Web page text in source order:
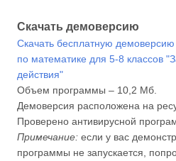
Скачать демоверсию
Скачать бесплатную демоверсию
по математике для 5-8 классов
действия"
Объем программы – 10,2 Мб.
Демоверсия расположена на
Проверено антивирусной
Примечание: если у вас
программы не запускается,